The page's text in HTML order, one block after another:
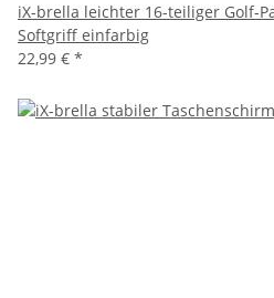
iX-brella leichter 16-teiliger Golf-
Softgriff einfarbig
22,99 € *